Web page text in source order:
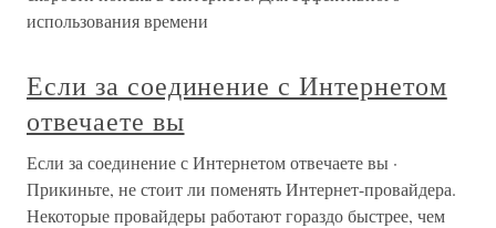
использования времени
Если за соединение с Интернетом
отвечаете вы
Если за соединение с Интернетом отвечаете вы ·
Прикиньте, не стоит ли поменять Интернет-провайдера.
Некоторые провайдеры работают гораздо быстрее, чем